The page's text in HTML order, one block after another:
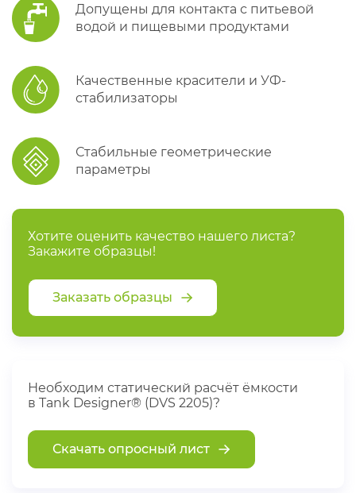
Допущены для контакта с питьевой
водой и пищевыми продуктами
Качественные красители и УФ-
стабилизаторы
Стабильные геометрические
параметры
Хотите оценить качество нашего листа?
Закажите образцы!
Заказать образцы
Необходим статический расчёт ёмкости
в Tank Designer® (DVS 2205)?
Скачать опросный лист